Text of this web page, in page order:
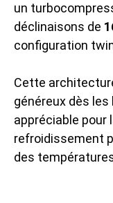
un
déclinaisons de
configuration
Cette
généreux dès
appréciable pour
refroidissement
des